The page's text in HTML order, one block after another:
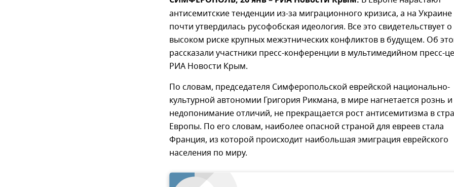
антисемитские тенденции из-за миграционного кризиса, а на Украине
почти утвердилась русофобская идеология. Все это свидетельствует о
высоком риске крупных межэтнических конфликтов в будущем. Об
рассказали участники пресс-конференции в мультимедийном пресс-
РИА Новости Крым.
По словам, председателя Симферопольской еврейской национально-
культурной автономии Григория Рикмана, в мире нагнетается рознь и
недопонимание отличий, не прекращается рост антисемитизма в
Европы. По его словам, наиболее опасной страной для евреев стала
Франция, из которой происходит наибольшая эмиграция еврейского
населения по миру.